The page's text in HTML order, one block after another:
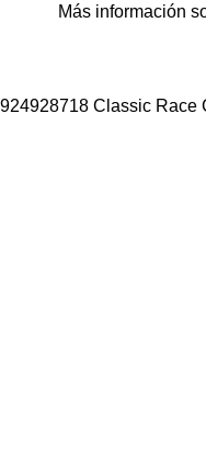
Más información
924928718 Classic Race